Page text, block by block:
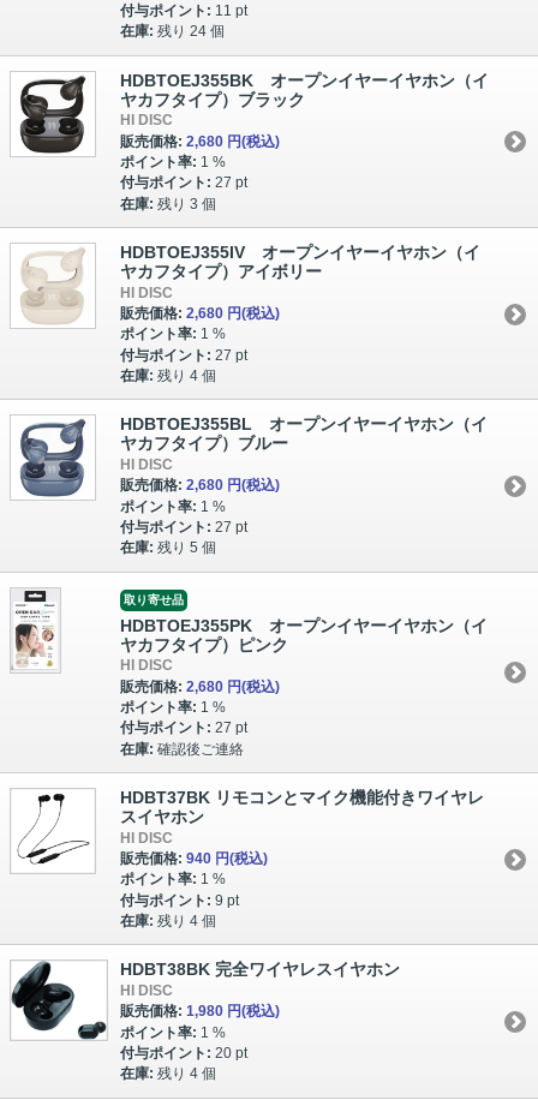
付与ポイント: 11 pt
在庫: 残り 24 個
HDBTOEJ355BK オープンイヤーイヤホン（イ
ヤカフタイプ）ブラック
HI DISC
販売価格: 2,680 円(税込)
ポイント率: 1 %
付与ポイント: 27 pt
在庫: 残り 3 個
HDBTOEJ355IV オープンイヤーイヤホン（イ
ヤカフタイプ）アイボリー
HI DISC
販売価格: 2,680 円(税込)
ポイント率: 1 %
付与ポイント: 27 pt
在庫: 残り 4 個
HDBTOEJ355BL オープンイヤーイヤホン（イ
ヤカフタイプ）ブルー
HI DISC
販売価格: 2,680 円(税込)
ポイント率: 1 %
付与ポイント: 27 pt
在庫: 残り 5 個
取り寄せ品
HDBTOEJ355PK オープンイヤーイヤホン（イ
ヤカフタイプ）ピンク
HI DISC
販売価格: 2,680 円(税込)
ポイント率: 1 %
付与ポイント: 27 pt
在庫: 確認後ご連絡
HDBT37BK リモコンとマイク機能付きワイヤレ
スイヤホン
HI DISC
販売価格: 940 円(税込)
ポイント率: 1 %
付与ポイント: 9 pt
在庫: 残り 4 個
HDBT38BK 完全ワイヤレスイヤホン
HI DISC
販売価格: 1,980 円(税込)
ポイント率: 1 %
付与ポイント: 20 pt
在庫: 残り 4 個